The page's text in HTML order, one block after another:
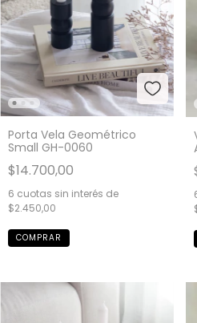
Porta Vela Geométrico
Small GH-0060
$14.700,00
6 cuotas sin interés de
$2.450,00